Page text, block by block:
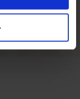
choisir les